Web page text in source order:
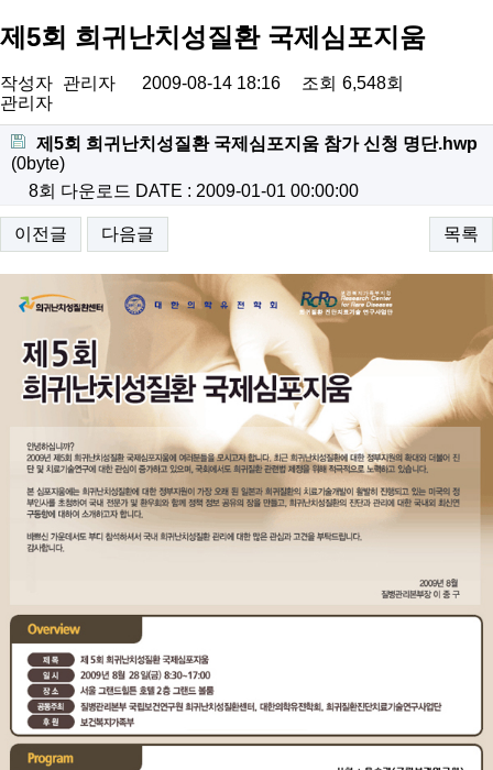
제5회 희귀난치성질환 국제심포지움
작성자 관리자 2009-08-14 18:16 조회 6,548회
관리자
제5회 희귀난치성질환 국제심포지움 참가 신청 명단.hwp
(0byte)
8회 다운로드 DATE : 2009-01-01 00:00:00
이전글 다음글 목록